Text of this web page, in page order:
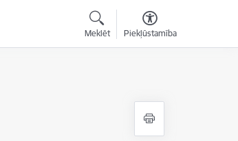
Meklēt Piekļūstamība